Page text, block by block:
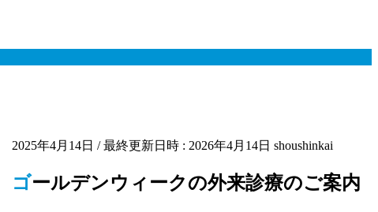
2025年4月14日 / 最終更新日時 : 2026年4月14日 shoushinkai
ゴールデンウィークの外来診療のご案内